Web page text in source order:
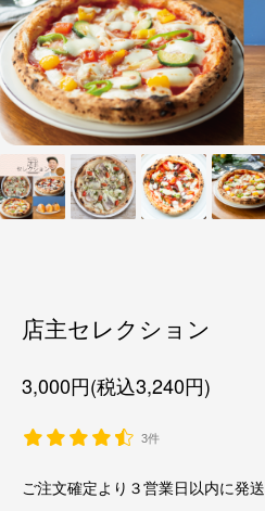
店主セレクション
3,000円(税込3,240円)
3件
ご注文確定より３営業日以内に発送